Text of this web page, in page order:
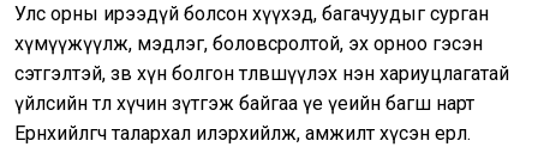
Улс орны ирээдүй болсон хүүхэд, багачуудыг сурган
хүмүүжүүлж, мэдлэг, боловсролтой, эх орноо гэсэн
сэтгэлтэй, зөв хүн болгон төлөвшүүлэх нэн хариуцлагатай
үйлсийн төлөө хүчин зүтгэж байгаа үе үеийн багш нарт
Ерөнхийлөгч талархал илэрхийлж, амжилт хүсэн ерөөлөө.